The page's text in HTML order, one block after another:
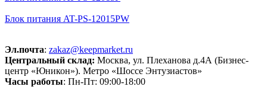
Блок питания AT-PS-12015РW
Эл.почта: zakaz@keepmarket.ru
Центральный склад: Москва, ул. Плеханова д.4А (Бизнес-
центр «Юникон»). Метро «Шоссе Энтузиастов»
Часы работы: Пн-Пт: 09:00-18:00